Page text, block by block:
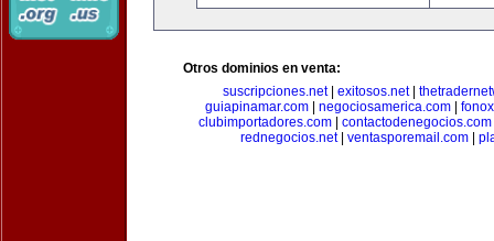
Otros dominios en venta:
suscripciones.net| exitosos.net|
guiapinamar.com
negociosamerica.com
clubimportadores.com
contactodenegocios.com
rednegocios.net| ventasporemail.com